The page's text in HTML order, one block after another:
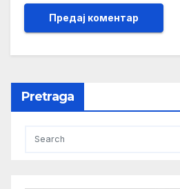
Pretraga